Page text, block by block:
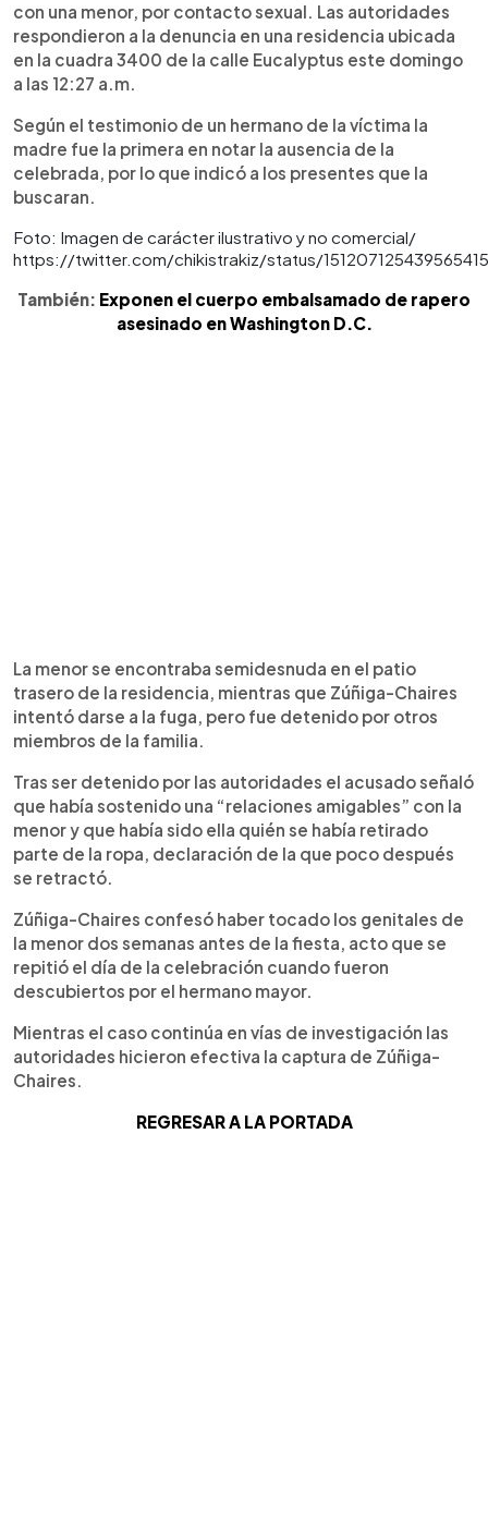
con una menor, por contacto sexual. Las autoridades
respondieron a la denuncia en una residencia ubicada
en la cuadra 3400 de la calle Eucalyptus este domingo
a las 12:27 a.m.
Según el testimonio de un hermano de la víctima la
madre fue la primera en notar la ausencia de la
celebrada, por lo que indicó a los presentes que la
buscaran.
Foto: Imagen de carácter ilustrativo y no comercial/
https://twitter.com/chikistrakiz/status/
También: Exponen el cuerpo embalsamado de rapero
asesinado en Washington D.C.
La menor se encontraba semidesnuda en el patio
trasero de la residencia, mientras que Zúñiga-Chaires
intentó darse a la fuga, pero fue detenido por otros
miembros de la familia.
Tras ser detenido por las autoridades el acusado señaló
que había sostenido una “relaciones amigables” con la
menor y que había sido ella quién se había retirado
parte de la ropa, declaración de la que poco después
se retractó.
Zúñiga-Chaires confesó haber tocado los genitales de
la menor dos semanas antes de la fiesta, acto que se
repitió el día de la celebración cuando fueron
descubiertos por el hermano mayor.
Mientras el caso continúa en vías de investigación las
autoridades hicieron efectiva la captura de Zúñiga-
Chaires.
REGRESAR A LA PORTADA